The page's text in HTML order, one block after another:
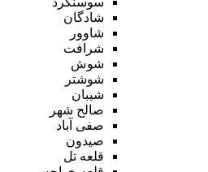
شادگان
شاوور
شرافت
شوش
شوشتر
شیبان
صالح شهر
صفی آباد
صیدون
قلعه تل